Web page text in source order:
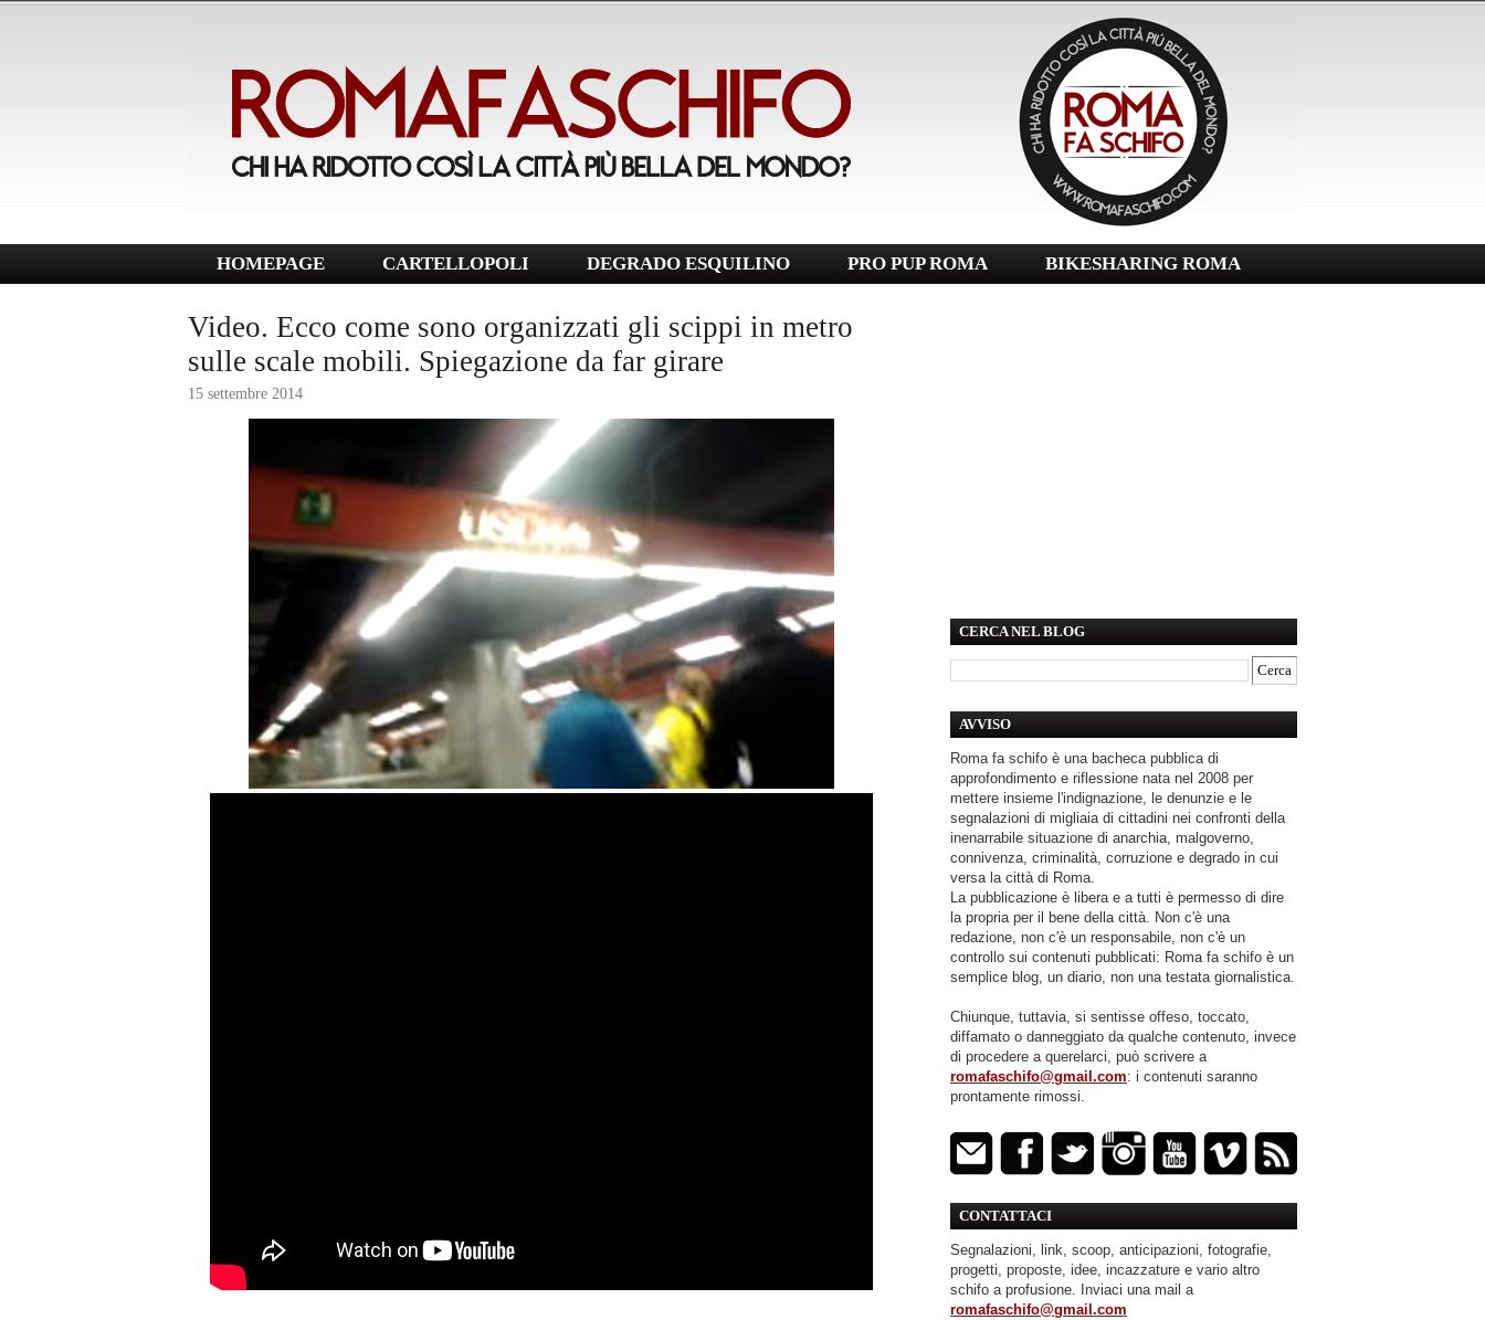
HOMEPAGE CARTELLOPOLI DEGRADO ESQUILINO PRO PUP ROMA BIKESHARING ROMA
Video. Ecco come sono organizzati gli scippi in metro
sulle scale mobili. Spiegazione da far girare
15 settembre 2014
CERCA NEL BLOG
AVVISO
Roma fa schifo è una bacheca pubblica di
approfondimento e riflessione nata nel 2008 per
mettere insieme l'indignazione, le denunzie e le
segnalazioni di migliaia di cittadini nei confronti della
inenarrabile situazione di anarchia, malgoverno,
connivenza, criminalità, corruzione e degrado in cui
versa la città di Roma.
La pubblicazione è libera e a tutti è permesso di dire
la propria per il bene della città. Non c'è una
redazione, non c'è un responsabile, non c'è un
controllo sui contenuti pubblicati: Roma fa schifo è un
semplice blog, un diario, non una testata giornalistica.
Chiunque, tuttavia, si sentisse offeso, toccato,
diffamato o danneggiato da qualche contenuto, invece
di procedere a querelarci, può scrivere a
romafaschifo@gmail.com: i contenuti saranno
prontamente rimossi.
CONTATTACI
Segnalazioni, link, scoop, anticipazioni, fotografie,
progetti, proposte, idee, incazzature e vario altro
schifo a profusione. Inviaci una mail a
romafaschifo@gmail.com